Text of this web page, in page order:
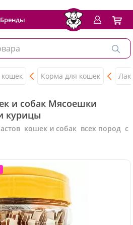
Бренды
Корма для кошек
и собак Мясоешки
курицы
кошек и собак всех пород с